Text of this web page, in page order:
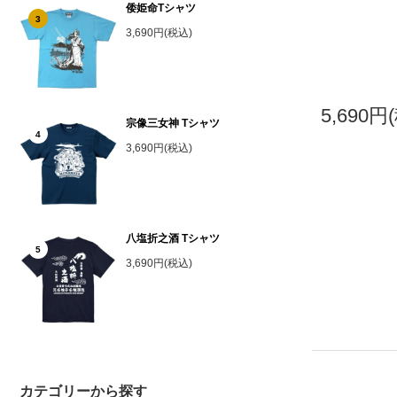
3
倭姫命Tシャツ
3,690円(税込)
4
宗像三女神 Tシャツ
3,690円(税込)
5
八塩折之酒 Tシャツ
3,690円(税込)
カテゴリーから探す
5,690円